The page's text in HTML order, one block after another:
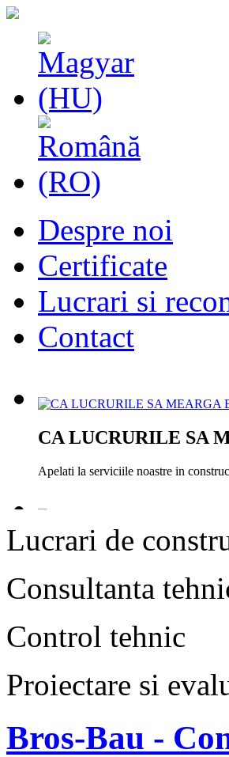
Despre noi
Certificate
Lucrari si
Contact
CA LUCRURILE SA
Apelati la serviciile noastre in
Ca lucrurile sa mearga
Apelati la serviciile noastre in
Apelati la serviciile noastre in
Lucrari de
Consultanta
Control tehnic
Proiectare si
Bros-Bau -